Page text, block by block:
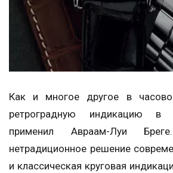
Как и многое другое в
ретроградную индикацию в
применил Авраам-Луи
нетрадиционное решение
и классическая круговая